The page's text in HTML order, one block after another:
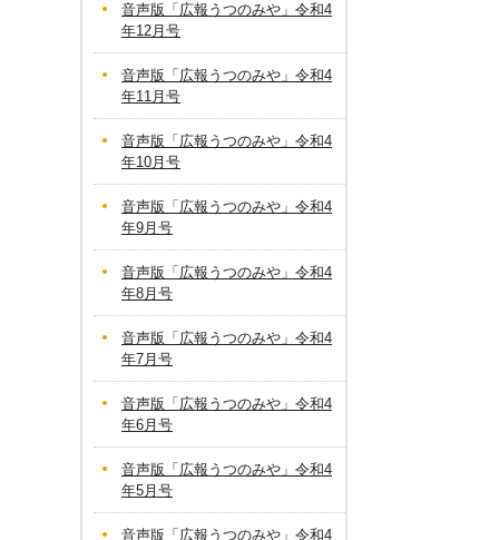
音声版「広報うつのみや」令和4
年12月号
音声版「広報うつのみや」令和4
年11月号
音声版「広報うつのみや」令和4
年10月号
音声版「広報うつのみや」令和4
年9月号
音声版「広報うつのみや」令和4
年8月号
音声版「広報うつのみや」令和4
年7月号
音声版「広報うつのみや」令和4
年6月号
音声版「広報うつのみや」令和4
年5月号
音声版「広報うつのみや」令和4